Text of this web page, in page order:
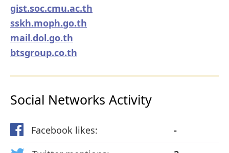
gist.soc.cmu.ac.th
sskh.moph.go.th
mail.dol.go.th
btsgroup.co.th
Social Networks Activity
Facebook likes:
-